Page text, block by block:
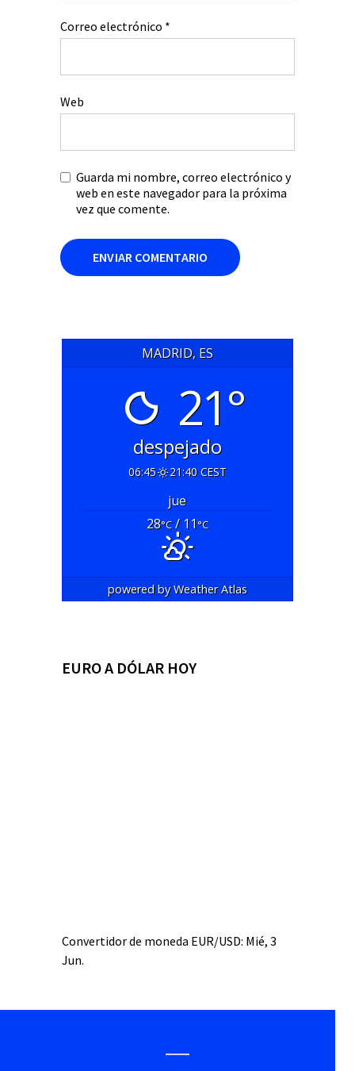
Correo electrónico *
Web
Guarda mi nombre, correo electrónico y
web en este navegador para la próxima
vez que comente.
MADRID, ES
21°
despejado
06:45 21:40 CEST
jue
28°C/ 11°C
powered byWeather Atlas
EURO A DÓLAR HOY
Convertidor de moneda EUR/USD: Mié, 3
Jun.